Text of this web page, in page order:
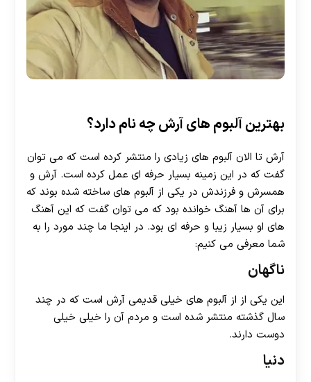
بهترین آلبوم های آرش چه نام دارد؟
آرش تا الان آلبوم های زیادی را منتشر کرده است که می توان
گفت که در این زمینه بسیار حرفه ای عمل کرده است. آرش و
همسرش و فرزندش در یکی از آلبوم های ساخته شده بوند که
برای آن ها آهنگ خوانده بود که می توان گفت که این آهنگ
های او بسیار زیبا و حرفه ای بود. در اینجا ما چند مورد را به
شما معرفی می کنیم:
ناگهان
این یکی از از آلبوم های خیلی قدیمی آرش است که در چند
سال گذشته منتشر شده است و مردم آن را خیلی خیلی
دوست دارند.
دنیا